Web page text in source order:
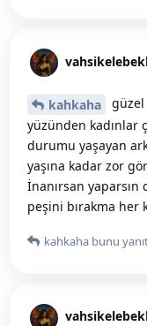
kahkaha
güzel
yüzünden kadınlar
durumu yaşayan
yaşına kadar zor
İnanırsan
peşini bırakma her
kahkaha bunu